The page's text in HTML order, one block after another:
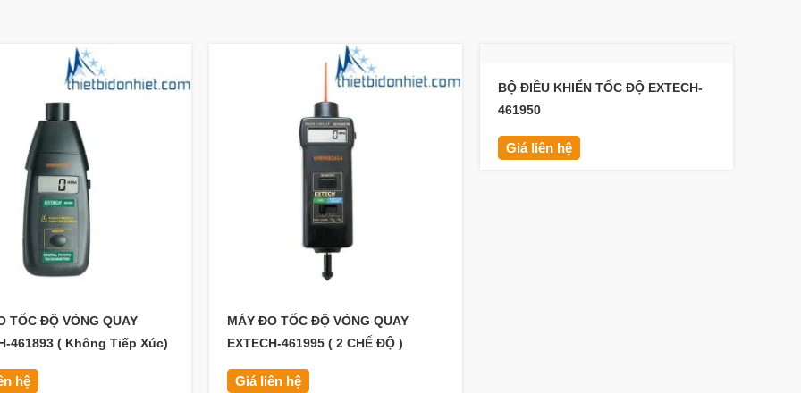
TỐC ĐỘ VÒNG QUAY
461893 ( Không Tiếp Xúc)
hệ
MÁY ĐO TỐC ĐỘ VÒNG QUAY
EXTECH-461995 ( 2 CHẾ ĐỘ )
Giá liên hệ
BỘ ĐIỀU KHIỂN TỐC ĐỘ EXTECH-
461950
Giá liên hệ